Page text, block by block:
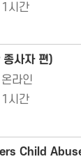
1시간
종사자 편)
온라인
1시간
Child